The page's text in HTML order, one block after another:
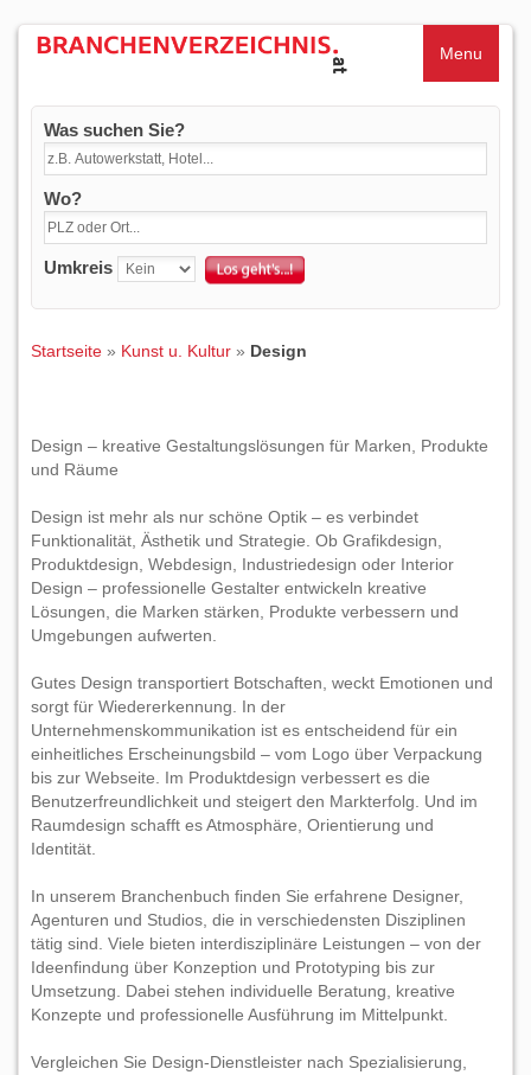
Menu
Was suchen Sie?
Wo?
Umkreis
Startseite » Kunst u. Kultur » Design
Design – kreative Gestaltungslösungen für Marken, Produkte
und Räume
Design ist mehr als nur schöne Optik – es verbindet
Funktionalität, Ästhetik und Strategie. Ob Grafikdesign,
Produktdesign, Webdesign, Industriedesign oder Interior
Design – professionelle Gestalter entwickeln kreative
Lösungen, die Marken stärken, Produkte verbessern und
Umgebungen aufwerten.
Gutes Design transportiert Botschaften, weckt Emotionen und
sorgt für Wiedererkennung. In der
Unternehmenskommunikation ist es entscheidend für ein
einheitliches Erscheinungsbild – vom Logo über Verpackung
bis zur Webseite. Im Produktdesign verbessert es die
Benutzerfreundlichkeit und steigert den Markterfolg. Und im
Raumdesign schafft es Atmosphäre, Orientierung und
Identität.
In unserem Branchenbuch finden Sie erfahrene Designer,
Agenturen und Studios, die in verschiedensten Disziplinen
tätig sind. Viele bieten interdisziplinäre Leistungen – von der
Ideenfindung über Konzeption und Prototyping bis zur
Umsetzung. Dabei stehen individuelle Beratung, kreative
Konzepte und professionelle Ausführung im Mittelpunkt.
Vergleichen Sie Design-Dienstleister nach Spezialisierung,